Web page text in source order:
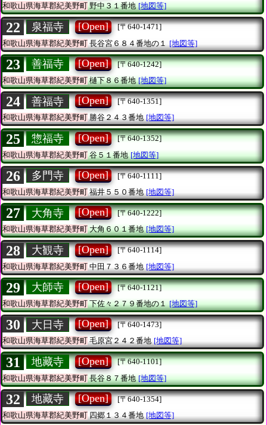
和歌山県海草郡紀美野町野中３１番地 [地図等]
22 泉福寺 [Open]
[〒640-1471]
和歌山県海草郡紀美野町 長谷宮６８４番地の１ [地図等]
23 善福寺 [Open]
[〒640-1242]
和歌山県海草郡紀美野町樋下８６番地 [地図等]
24 善福寺 [Open]
[〒640-1351]
和歌山県海草郡紀美野町勝谷２４３番地 [地図等]
25 惣福寺 [Open]
[〒640-1352]
和歌山県海草郡紀美野町谷５１番地 [地図等]
26 多門寺 [Open]
[〒640-1111]
和歌山県海草郡紀美野町 福井５５０番地 [地図等]
27 大角寺 [Open]
[〒640-1222]
和歌山県海草郡紀美野町大角６０１番地 [地図等]
28 大観寺 [Open]
[〒640-1114]
和歌山県海草郡紀美野町 中田７３６番地 [地図等]
29 大師寺 [Open]
[〒640-1121]
和歌山県海草郡紀美野町下佐々２７９番地の１ [地図等]
30 大日寺 [Open]
[〒640-1473]
和歌山県海草郡紀美野町毛原宮２４２番地 [地図等]
31 地藏寺 [Open]
[〒640-1101]
和歌山県海草郡紀美野町長谷８７番地 [地図等]
32 地藏寺 [Open]
[〒640-1354]
和歌山県海草郡紀美野町 四郷１３４番地 [地図等]